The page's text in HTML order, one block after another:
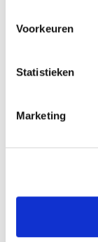
Voorkeuren
Statistieken
Marketing